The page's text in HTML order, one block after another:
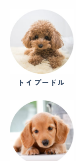
トイプードル